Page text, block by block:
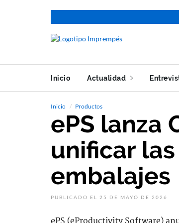
Inicio Actualidad
Inicio Productos
ePS lanza
unificar
embalajes
PUBLICADO EL 25 DE MAYO DE 2026
ePS (eProductivity Software)